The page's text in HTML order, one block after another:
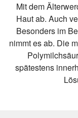
Mit dem
Haut ab. Auch
Besonders im
nimmt es ab. Die
spätestens